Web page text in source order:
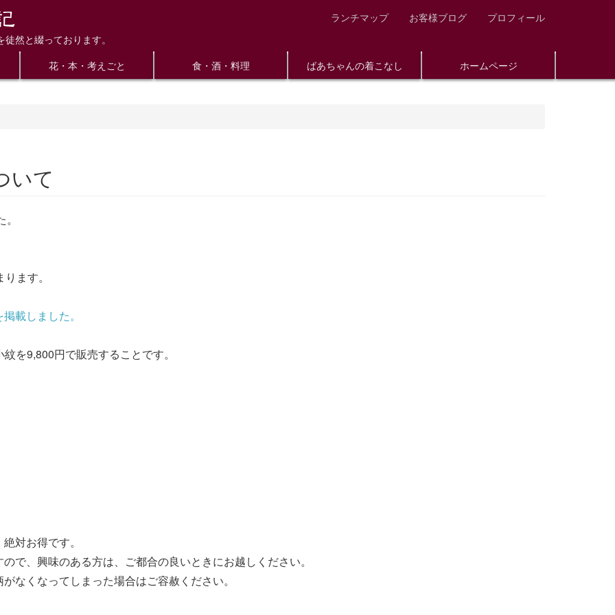
然と綴っております。
ランチマップ お客様ブログ プロフィール
花・本・考えごと 食・酒・料理 ばあちゃんの着こなし ホームページ
いて
ます。
載しました。
を9,800円で販売することです。
対お得です。
で、興味のある方は、ご都合の良いときにお越しください。
なくなってしまった場合はご容赦ください。